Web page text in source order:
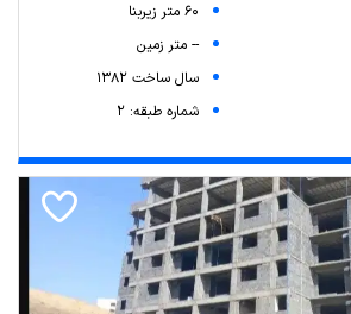
60 متر زیربنا
-- متر زمین
سال ساخت 1382
شماره طبقه: 2